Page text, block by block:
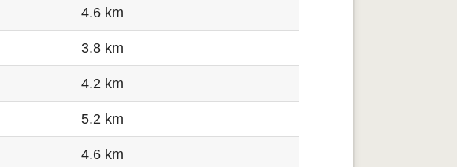
4.6 km
3.8 km
4.2 km
5.2 km
4.6 km